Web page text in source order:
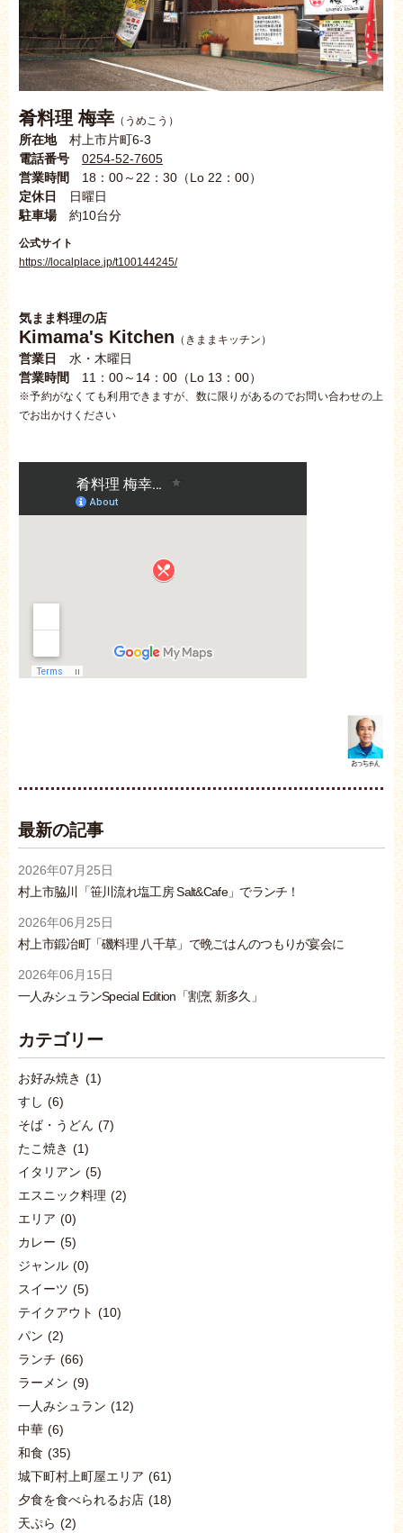
肴料理 梅幸 （うめこう）
所在地村上市片町6-3
電話番号
0254-52-7605
営業時間
18：00～22：30（Lo 22：00）
定休日
日曜日
駐車場約10台分
公式サイト
https://localplace.jp/t100144245/
気まま料理の店
Kimama's Kitchen （きままキッチン）
営業日
水・木曜日
営業時間
11：00～14：00（Lo 13：00）
※予約がなくても利用できますが、数に限りがあるのでお問い合わせの上
でお出かけください
最新の記事
2026年07月25日
村上市脇川「笹川流れ塩工房 Salt&Cafe」でランチ！
2026年06月25日
村上市鍛冶町「磯料理 八千草」で晩ごはんのつもりが宴会に
2026年06月15日
一人みシュランSpecial Edition「割烹 新多久」
カテゴリー
お好み焼き (1)
すし (6)
そば・うどん (7)
たこ焼き (1)
イタリアン (5)
エスニック料理 (2)
エリア (0)
カレー (5)
ジャンル (0)
スイーツ (5)
テイクアウト (10)
パン (2)
ランチ (66)
ラーメン (9)
一人みシュラン (12)
中華 (6)
和食 (35)
城下町村上町屋エリア (61)
夕食を食べられるお店 (18)
天ぷら (2)